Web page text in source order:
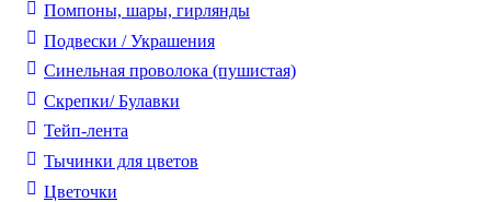
Помпоны, шары, гирлянды
Подвески / Украшения
Синельная проволока (пушистая)
Скрепки/ Булавки
Тейп-лента
Тычинки для цветов
Цветочки